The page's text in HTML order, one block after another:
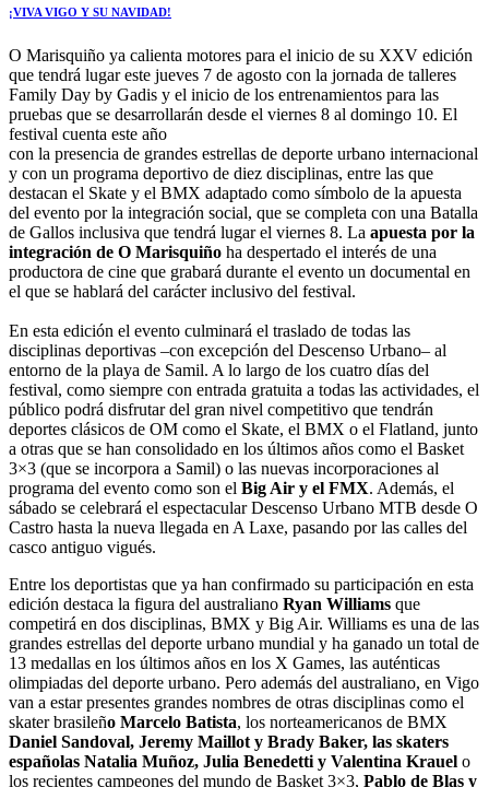
¡VIVA VIGO Y SU NAVIDAD!
O Marisquiño ya calienta motores para el inicio de su XXV edición
que tendrá lugar este jueves 7 de agosto con la jornada de talleres
Family Day by Gadis y el inicio de los entrenamientos para las
pruebas que se desarrollarán desde el viernes 8 al domingo 10. El
festival cuenta este año
con la presencia de grandes estrellas de deporte urbano internacional
y con un programa deportivo de diez disciplinas, entre las que
destacan el Skate y el BMX adaptado como símbolo de la apuesta
del evento por la integración social, que se completa con una Batalla
de Gallos inclusiva que tendrá lugar el viernes 8. La apuesta por la
integración de O Marisquiño ha despertado el interés de una
productora de cine que grabará durante el evento un documental en
el que se hablará del carácter inclusivo del festival.
En esta edición el evento culminará el traslado de todas las
disciplinas deportivas –con excepción del Descenso Urbano– al
entorno de la playa de Samil. A lo largo de los cuatro días del
festival, como siempre con entrada gratuita a todas las actividades, el
público podrá disfrutar del gran nivel competitivo que tendrán
deportes clásicos de OM como el Skate, el BMX o el Flatland, junto
a otras que se han consolidado en los últimos años como el Basket
3×3 (que se incorpora a Samil) o las nuevas incorporaciones al
programa del evento como son el Big Air y el FMX. Además, el
sábado se celebrará el espectacular Descenso Urbano MTB desde O
Castro hasta la nueva llegada en A Laxe, pasando por las calles del
casco antiguo vigués.
Entre los deportistas que ya han confirmado su participación en esta
edición destaca la figura del australiano Ryan Williams que
competirá en dos disciplinas, BMX y Big Air. Williams es una de las
grandes estrellas del deporte urbano mundial y ha ganado un total de
13 medallas en los últimos años en los X Games, las auténticas
olimpiadas del deporte urbano. Pero además del australiano, en Vigo
van a estar presentes grandes nombres de otras disciplinas como el
skater brasileño Marcelo Batista, los norteamericanos de BMX
Daniel Sandoval, Jeremy Maillot y Brady Baker, las skaters
españolas Natalia Muñoz, Julia Benedetti y Valentina Krauel o
los recientes campeones del mundo de Basket 3×3, Pablo de Blas y